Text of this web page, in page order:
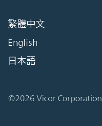
繁體中文
English
日本語
©2026 Vicor Corporation